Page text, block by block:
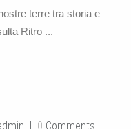
terre tra storia e
Ritro ...
0 Comments